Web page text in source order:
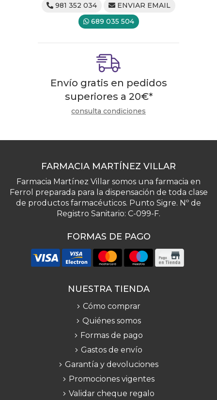
981 352 034
ENVIAR EMAIL
689 035 504
Envío gratis en pedidos
superiores a 20€*
consulta condiciones
FARMACIA MARTÍNEZ VILLAR
Farmacia Martínez Villar somos una farmacia en
Ferrol preparada para la dispensación de toda clase
de productos farmacéuticos. Punto Sigre. Nº de
Registro Sanitario: C-099-F.
FORMAS DE PAGO
NUESTRA TIENDA
Cómo comprar
Quiénes somos
Formas de pago
Gastos de envío
Garantía y devoluciones
Promociones vigentes
Validar cheque regalo